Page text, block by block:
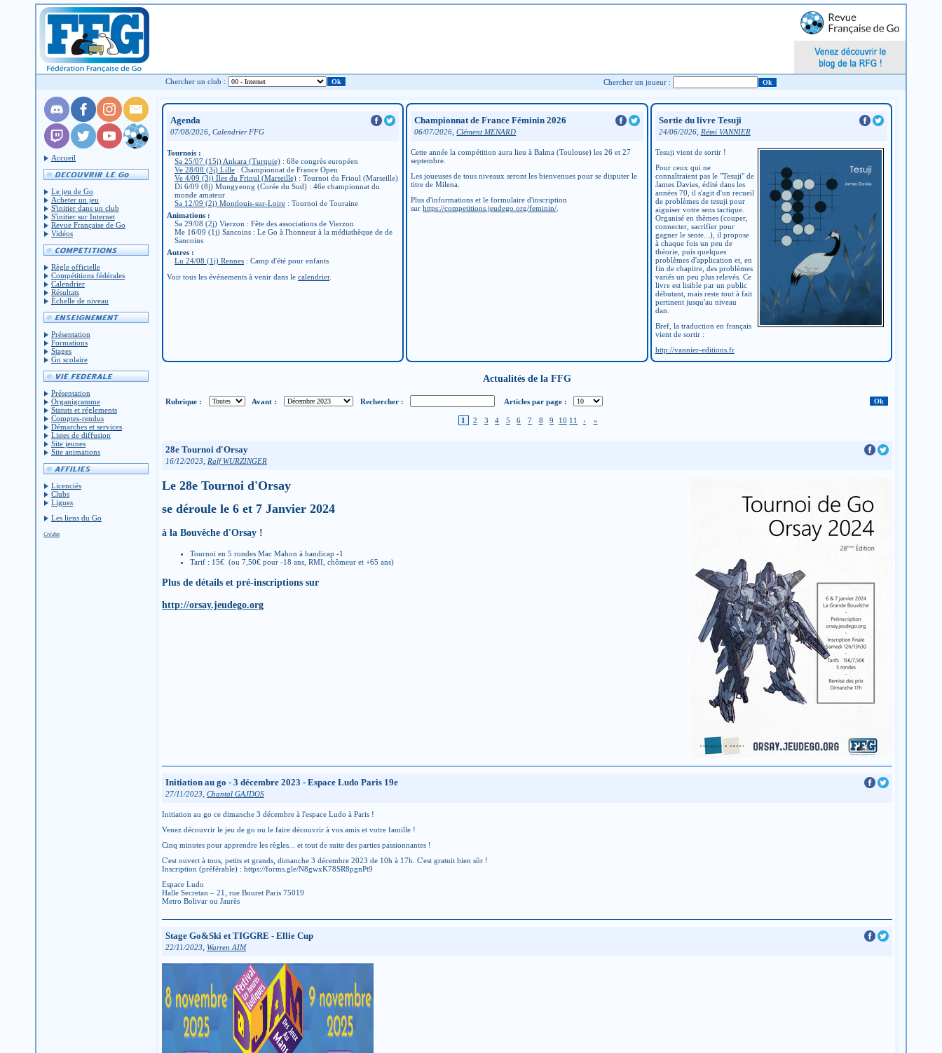
Chercher un club : Chercher un joueur :
Accueil
Le jeu de Go
Acheter un jeu
S'initier dans un club
S'initier sur Internet
Revue Française de Go
Vidéos
Règle officielle
Compétitions fédérales
Calendrier
Résultats
Échelle de niveau
Présentation
Formations
Stages
Go scolaire
Présentation
Organigramme
Statuts et réglements
Comptes-rendus
Démarches et services
Listes de diffusion
Site jeunes
Site animations
Licenciés
Clubs
Ligues
Les liens du Go
Crédits
Agenda
07/08/2026, Calendrier FFG
Tournois :
Sa 25/07 (15j) Ankara (Turquie) : 68e congrès européen
Ve 28/08 (3j) Lille : Championnat de France Open
Ve 4/09 (3j) Iles du Frioul (Marseille) : Tournoi du Frioul (Marseille)
Di 6/09 (8j) Mungyeong (Corée du Sud) : 46e championnat du
monde amateur
Sa 12/09 (2j) Montlouis-sur-Loire : Tournoi de Touraine
Animations :
Sa 29/08 (2j) Vierzon : Fête des associations de Vierzon
Me 16/09 (1j) Sancoins : Le Go à l'honneur à la médiathèque de de
Sancoins
Autres :
Lu 24/08 (1j) Rennes : Camp d'été pour enfants
Voir tous les événements à venir dans le calendrier.
Championnat de France Féminin 2026
06/07/2026,Clément MENARD
Cette année la compétition aura lieu à Balma (Toulouse) les 26 et 27
septembre.
Les joueuses de tous niveaux seront les bienvenues pour se disputer le
titre de Milena.
Plus d'informations et le formulaire d'inscription
surhttps://competitions.jeudego.org/feminin/
Sortie du livre Tesuji
24/06/2026, Rémi VANNIER
Tesuji vient de sortir !
Pour ceux qui ne
connaîtraient pas le "Tesuji" de
James Davies, édité dans les
années 70, il s'agit d'un recueil
de problèmes de tesuji pour
aiguiser votre sens tactique.
Organisé en thèmes (couper,
connecter, sacrifier pour
gagner le sente...), il propose
à chaque fois un peu de
théorie, puis quelques
problèmes d'application et, en
fin de chapitre, des problèmes
variés un peu plus relevés. Ce
livre est lisible par un public
débutant, mais reste tout à fait
pertinent jusqu'au niveau
dan.
Bref, la traduction en français
vient de sortir :
http://vannier-editions.fr
Actualités de la FFG
Rubrique : Avant : Rechercher : Articles par page :
1 2 3 4 5 6 7 8 9 10 11 › »
28e Tournoi d'Orsay
16/12/2023, Ralf WURZINGER
Le 28e Tournoi d'Orsay
se déroule le 6 et 7 Janvier 2024
à la Bouvêche d'Orsay !
Tournoi en 5 rondes Mac Mahon à handicap -1
Tarif : 15€ (ou 7,50€ pour -18 ans, RMI, chômeur et +65 ans)
Plus de détails et pré-inscriptions sur
http://orsay.jeudego.org
Initiation au go - 3 décembre 2023 - Espace Ludo Paris 19e
27/11/2023 Chantal GAJDOS
Initiation au go ce dimanche 3 décembre à l'espace Ludo à Paris !
Venez découvrir le jeu de go ou le faire découvrir à vos amis et votre famille !
Cinq minutes pour apprendre les règles... et tout de suite des parties passionnantes !
C'est ouvert à tous, petits et grands, dimanche 3 décembre 2023 de 10h à 17h. C'est gratuit bien sûr !
Inscription (préférable) : https://forms.gle/N8gwxK78SR8pgnPt9
Espace Ludo
Halle Secretan – 21, rue Bouret Paris 75019
Metro Bolivar ou Jaurès
Stage Go&Ski et TIGGRE - Ellie Cup
22/11/2023 Warren AIM